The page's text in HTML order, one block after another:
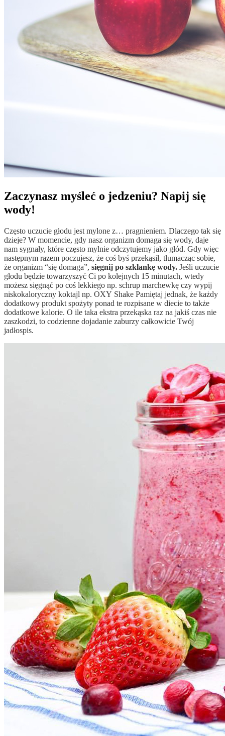
Zaczynasz myśleć o jedzeniu? Napij się
wody!
Często uczucie głodu jest mylone z… pragnieniem. Dlaczego tak się
dzieje? W momencie, gdy nasz organizm domaga się wody, daje
nam sygnały, które często mylnie odczytujemy jako głód. Gdy więc
następnym razem poczujesz, że coś byś przekąsił, tłumacząc sobie,
że organizm “się domaga”, sięgnij po szklankę wody. Jeśli uczucie
głodu będzie towarzyszyć Ci po kolejnych 15 minutach, wtedy
możesz sięgnąć po coś lekkiego np. schrup marchewkę czy wypij
niskokaloryczny koktajl np. OXY Shake Pamiętaj jednak, że każdy
dodatkowy produkt spożyty ponad te rozpisane w diecie to także
dodatkowe kalorie. O ile taka ekstra przekąska raz na jakiś czas nie
zaszkodzi, to codzienne dojadanie zaburzy całkowicie Twój
jadłospis.